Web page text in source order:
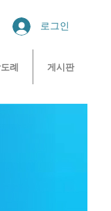
로그인
례 게시판